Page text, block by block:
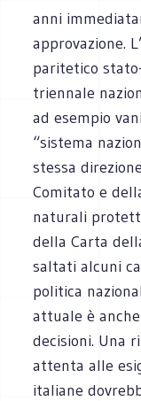
anni
approvazione.
paritetico
triennale
ad esempio
“sistema
stessa
Comitato e
naturali
della Carta
saltati alcuni
politica
attuale è
decisioni. Una
attenta alle
italiane